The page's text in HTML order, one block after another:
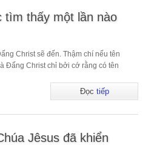
tìm thấy một lần nào
Christ sẽ đến. Thậm chí nếu tên
Đấng Christ chỉ bởi cớ rằng có tên
Đọc tiếp
Jêsus đã khiển